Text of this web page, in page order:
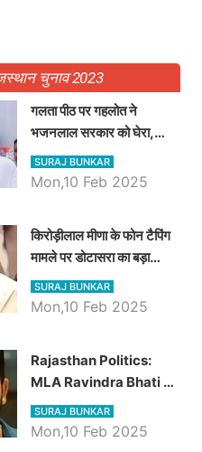
चुनाव 2023
गलता पीठ पर गहलोत ने
भजनलाल सरकार को घेरा,
Video में देखें अब तक बड़ी
खबरें
SURAJ BUNKAR
Mon,10 Feb 2025
किरोड़ीलाल मीणा के फोन टैपिंग
मामले पर डोटासरा का बड़ा
आरोप, वीडियो में देखें AZ बड़ी
खबरें
SURAJ BUNKAR
Mon,10 Feb 2025
Rajasthan Politics:
MLA Ravindra Bhati ने
प्रदेश की शिक्षा व्यवस्था पर
उठाए सवाल, Madan
SURAJ BUNKAR
Mon,10 Feb 2025